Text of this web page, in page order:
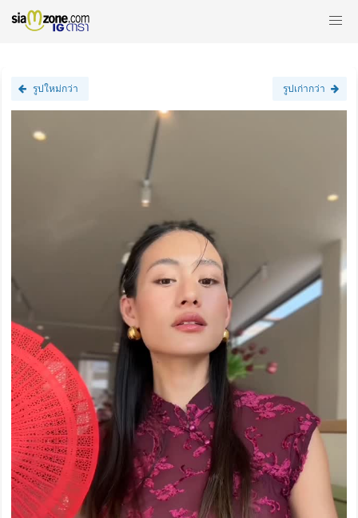
รูปใหม่กว่า รูปเก่ากว่า